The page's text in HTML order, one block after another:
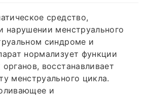
средство,
нарушении менструального
синдроме и
нормализует функции
восстанавливает
менструального цикла.
и